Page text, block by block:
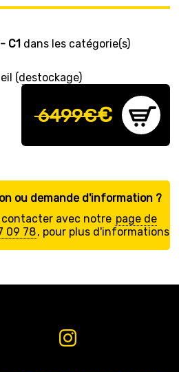
C1 dans les catégorie(s)
(destockage)
6499€€
ou demande d'information ?
contacter avec notre page de
09 78, pour plus d'informations